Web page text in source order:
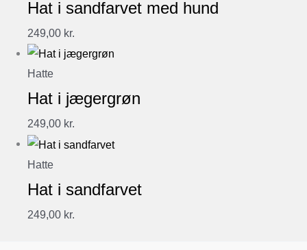
Hat i sandfarvet med hund
249,00 kr.
Hatte
Hat i jægergrøn
249,00 kr.
Hatte
Hat i sandfarvet
249,00 kr.